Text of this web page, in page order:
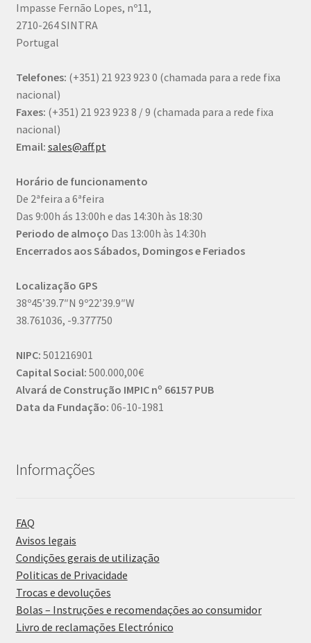
Impasse Fernão Lopes, nº11,
2710-264 SINTRA
Portugal
Telefones: (+351) 21 923 923 0 (chamada para a rede fixa
nacional)
Faxes: (+351) 21 923 923 8 / 9 (chamada para a rede fixa
nacional)
Email: sales@aff.pt
Horário de funcionamento
De 2ªfeira a 6ªfeira
Das 9:00h ás 13:00h e das 14:30h às 18:30
Periodo de almoço Das 13:00h às 14:30h
Encerrados aos Sábados, Domingos e Feriados
Localização GPS
38º45’39.7″N 9º22’39.9″W
38.761036, -9.377750
NIPC: 501216901
Capital Social: 500.000,00€
Alvará de Construção IMPIC nº 66157 PUB
Data da Fundação: 06-10-1981
Informações
FAQ
Avisos legais
Condições gerais de utilização
Politicas de Privacidade
Trocas e devoluções
Bolas – Instruções e recomendações ao consumidor
Livro de reclamações Electrónico